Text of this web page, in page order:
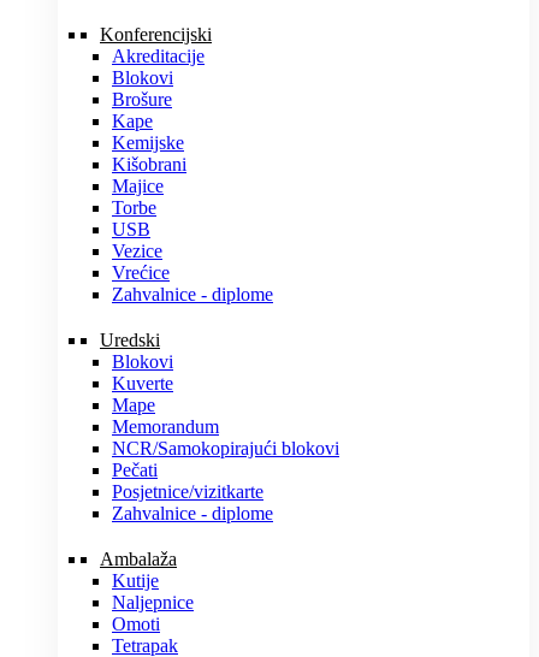
Konferencijski
Akreditacije
Blokovi
Brošure
Kape
Kemijske
Kišobrani
Majice
Torbe
USB
Vezice
Vrećice
Zahvalnice - diplome
Uredski
Blokovi
Kuverte
Mape
Memorandum
NCR/Samokopirajući blokovi
Pečati
Posjetnice/vizitkarte
Zahvalnice - diplome
Ambalaža
Kutije
Naljepnice
Omoti
Tetrapak